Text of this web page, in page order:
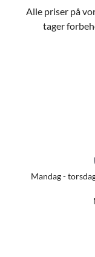
Alle priser på
tager
Mandag -